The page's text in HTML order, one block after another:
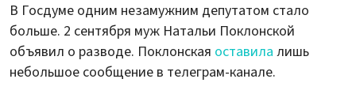
В Госдуме одним незамужним депутатом стало
больше. 2 сентября муж Натальи Поклонской
объявил о разводе. Поклонская оставила лишь
небольшое сообщение в телеграм-канале.